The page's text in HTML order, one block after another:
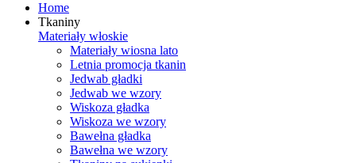
Home
Tkaniny
Materiały włoskie
Materiały wiosna lato
Letnia promocja tkanin
Jedwab gładki
Jedwab we wzory
Wiskoza gładka
Wiskoza we wzory
Bawełna gładka
Bawełna we wzory